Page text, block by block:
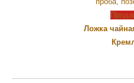
Ложка